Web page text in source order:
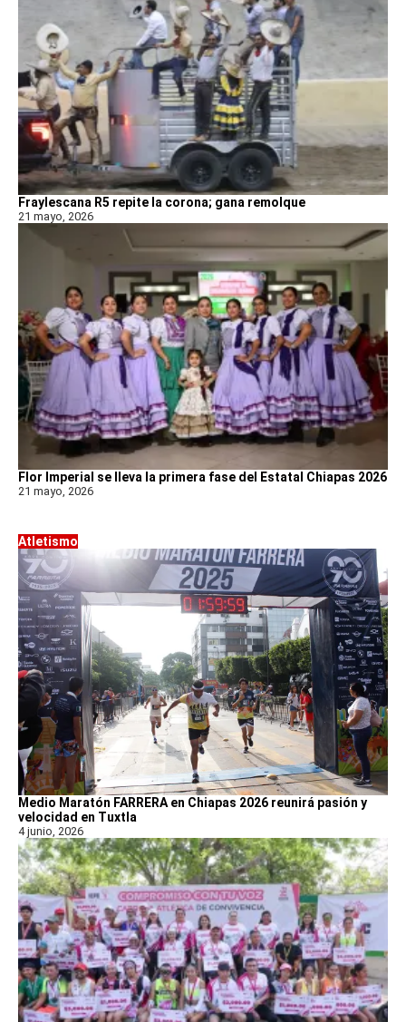
Fraylescana R5 repite la corona; gana remolque
21 mayo, 2026
Flor Imperial se lleva la primera fase del Estatal Chiapas 2026
21 mayo, 2026
Atletismo
Medio Maratón FARRERA en Chiapas 2026 reunirá pasión y
velocidad en Tuxtla
4 junio, 2026